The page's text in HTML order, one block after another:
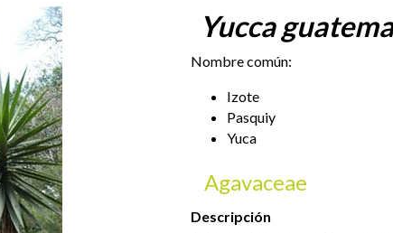
Yucca
Nombre común:
Izote
Pasquiy
Yuca
Agavaceae
Descripción